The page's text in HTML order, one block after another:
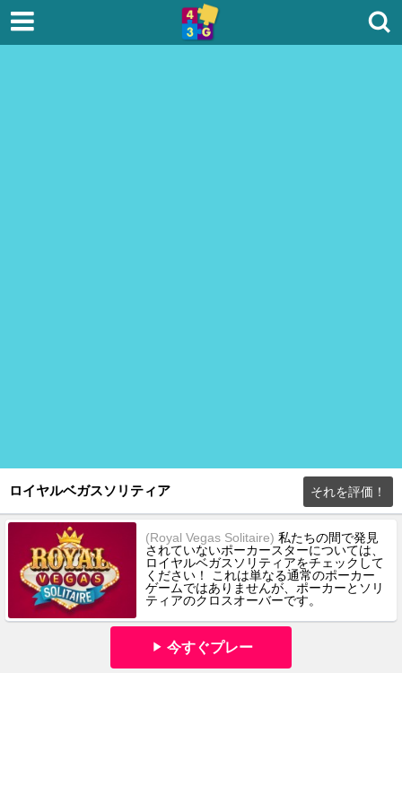
ロイヤルベガスソリティア それを評価！
(Royal Vegas Solitaire) 私たちの間で発見
されていないポーカースターについては、
ロイヤルベガスソリティアをチェックして
ください！ これは単なる通常のポーカー
ゲームではありませんが、ポーカーとソリ
ティアのクロスオーバーです。
今すぐプレー